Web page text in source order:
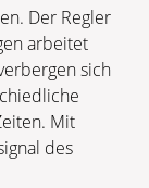
Der Regler
arbeitet
sich
Mit
des